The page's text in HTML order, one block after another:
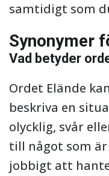
samtidigt som
Synonymer
Vad betyder
Ordet Elände
beskriva en
olycklig, svår
till något som
jobbigt att